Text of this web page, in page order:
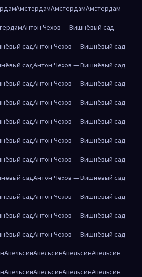
АмстердамАмстердамАмстердам
Антон Чехов — Вишнёвый сад
садАнтон Чехов — Вишнёвый сад
садАнтон Чехов — Вишнёвый сад
садАнтон Чехов — Вишнёвый сад
садАнтон Чехов — Вишнёвый сад
садАнтон Чехов — Вишнёвый сад
садАнтон Чехов — Вишнёвый сад
садАнтон Чехов — Вишнёвый сад
садАнтон Чехов — Вишнёвый сад
садАнтон Чехов — Вишнёвый сад
садАнтон Чехов — Вишнёвый сад
садАнтон Чехов — Вишнёвый сад
АпельсинАпельсинАпельсинАпельсин
АпельсинАпельсинАпельсинАпельсин